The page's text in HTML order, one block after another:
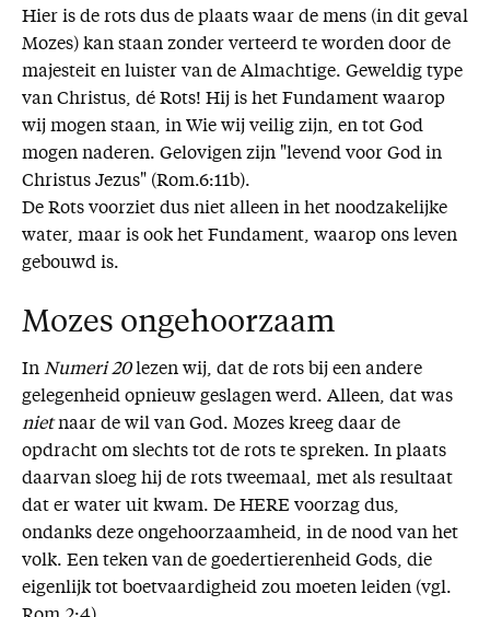
Hier is de rots dus de plaats waar de mens (in dit geval
Mozes) kan staan zonder verteerd te worden door de
majesteit en luister van de Almachtige. Geweldig type
van Christus, dé Rots! Hij is het Fundament waarop
wij mogen staan, in Wie wij veilig zijn, en tot God
mogen naderen. Gelovigen zijn "levend voor God in
Christus Jezus" (Rom.6:11b).
De Rots voorziet dus niet alleen in het noodzakelijke
water, maar is ook het Fundament, waarop ons leven
gebouwd is.
Mozes ongehoorzaam
In Numeri 20lezen wij, dat de rots bij een andere
gelegenheid opnieuw geslagen werd. Alleen, dat was
nietnaar de wil van God. Mozes kreeg daar de
opdracht om slechts tot de rots te spreken. In plaats
daarvan sloeg hij de rots tweemaal, met als resultaat
dat er water uit kwam. De HERE voorzag dus,
ondanks deze ongehoorzaamheid, in de nood van het
volk. Een teken van de goedertierenheid Gods, die
eigenlijk tot boetvaardigheid zou moeten leiden (vgl.